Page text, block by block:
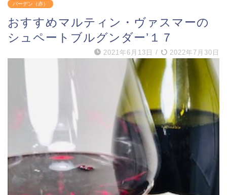
バーデン（赤）
おすすめマルティン・ヴァスマーの
シュペートブルグンダー’１７
2021年6月13日 / 2022年7月30日